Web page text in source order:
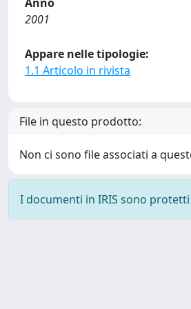
2001
Appare nelle tipologie:
1.1 Articolo in rivista
File in questo prodotto:
Non ci sono file associati a
I documenti in IRIS sono